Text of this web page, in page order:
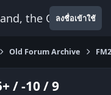
the Onlyลงชื่อเข้าใช้
Old Forum Archive
/ -10 / 9